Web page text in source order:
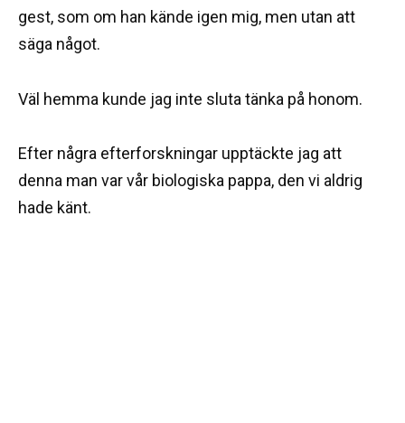
gest, som om han kände igen mig, men utan att
säga något.
Väl hemma kunde jag inte sluta tänka på honom.
Efter några efterforskningar upptäckte jag att
denna man var vår biologiska pappa, den vi aldrig
hade känt.